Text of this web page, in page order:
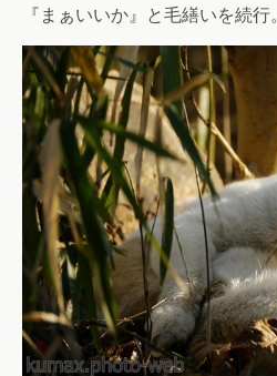
『まぁいいか』と毛繕いを続行。